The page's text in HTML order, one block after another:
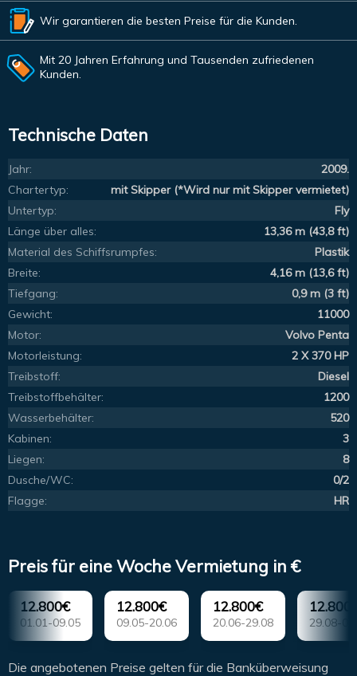
Wir garantieren die besten Preise für die Kunden.
Mit 20 Jahren Erfahrung und Tausenden zufriedenen
Kunden.
Technische Daten
Jahr:
2009.
Chartertyp:
mit Skipper (*Wird nur mit Skipper vermietet)
Untertyp:
Fly
Länge über alles:
13,36 m (43,8 ft)
Material des Schiffsrumpfes:
Plastik
Breite:
4,16 m (13,6 ft)
Tiefgang:
0,9 m (3 ft)
Gewicht:
11000
Motor:
Volvo Penta
Motorleistung:
2 X 370 HP
Treibstoff:
Diesel
Treibstoffbehälter:
1200
Wasserbehälter:
520
Kabinen:
3
Liegen:
8
Dusche/WC:
0/2
Flagge:
HR
Preis für eine Woche Vermietung in €
12.800€
01.01-09.05
12.800€
09.05-20.06
12.800€
20.06-29.08 29.08-
Die angebotenen Preise gelten für die Banküberweisung